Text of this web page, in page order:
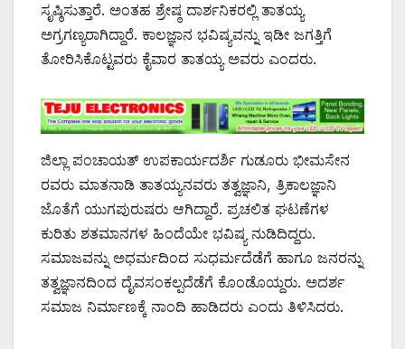
ಸೃಷ್ಠಿಸುತ್ತಾರೆ. ಅಂತಹ ಶ್ರೇಷ್ಠ ದಾರ್ಶನಿಕರಲ್ಲಿ ತಾತಯ್ಯ
ಅಗ್ರಗಣ್ಯರಾಗಿದ್ದಾರೆ. ಕಾಲಜ್ಞಾನ ಭವಿಷ್ಯವನ್ನು ಇಡೀ ಜಗತ್ತಿಗೆ
ತೋರಿಸಿಕೊಟ್ಟವರು ಕೈವಾರ ತಾತಯ್ಯ ಅವರು ಎಂದರು.
ಜಿಲ್ಲಾ ಪಂಚಾಯತ್ ಉಪಕಾರ್ಯದರ್ಶಿ ಗುಡೂರು ಭೀಮಸೇನ
ರವರು ಮಾತನಾಡಿ ತಾತಯ್ಯನವರು ತತ್ವಜ್ಞಾನಿ, ತ್ರಿಕಾಲಜ್ಞಾನಿ
ಜೊತೆಗೆ ಯುಗಪುರುಷರು ಆಗಿದ್ದಾರೆ. ಪ್ರಚಲಿತ ಘಟಣೆಗಳ
ಕುರಿತು ಶತಮಾನಗಳ ಹಿಂದೆಯೇ ಭವಿಷ್ಯ ನುಡಿದಿದ್ದರು.
ಸಮಾಜವನ್ನು ಅಧರ್ಮದಿಂದ ಸುಧರ್ಮದೆಡೆಗೆ ಹಾಗೂ ಜನರನ್ನು
ತತ್ವಜ್ಞಾನದಿಂದ ದೈವಸಂಕಲ್ಪದೆಡೆಗೆ ಕೊಂಡೊಯ್ದರು. ಅದರ್ಶ
ಸಮಾಜ ನಿರ್ಮಾಣಕ್ಕೆ ನಾಂದಿ ಹಾಡಿದರು ಎಂದು ತಿಳಿಸಿದರು.